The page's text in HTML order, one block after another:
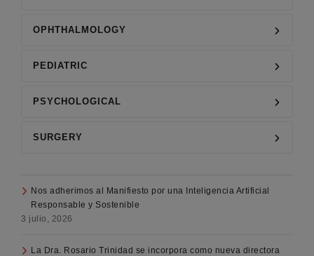
OPHTHALMOLOGY
PEDIATRIC
PSYCHOLOGICAL
SURGERY
Nos adherimos al Manifiesto por una Inteligencia Artificial
Responsable y Sostenible
3 julio, 2026
La Dra. Rosario Trinidad se incorpora como nueva directora